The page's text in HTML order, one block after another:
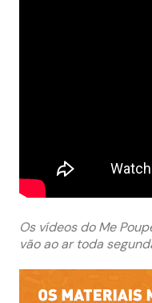
Os vídeos do Me
vão ao ar toda